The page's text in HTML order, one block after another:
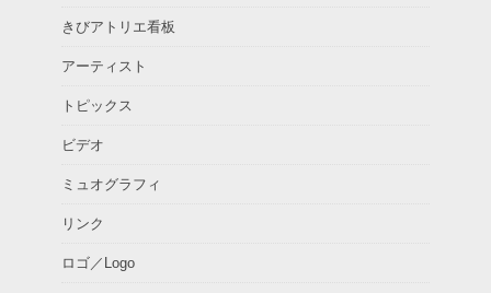
きびアトリエ看板
アーティスト
トピックス
ビデオ
ミュオグラフィ
リンク
ロゴ／Logo